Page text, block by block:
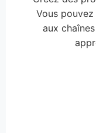
Vous
aux